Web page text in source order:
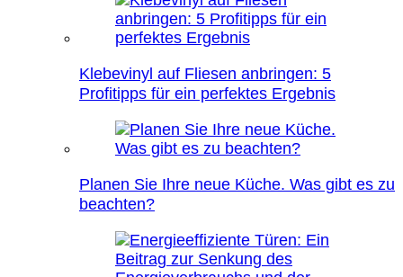
Klebevinyl auf Fliesen anbringen: 5
Profitipps für ein perfektes Ergebnis
Planen Sie Ihre neue Küche. Was gibt es zu
beachten?